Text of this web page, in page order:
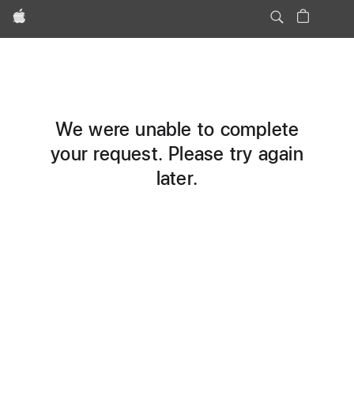
Apple
We were unable to complete
your request. Please try again
later.